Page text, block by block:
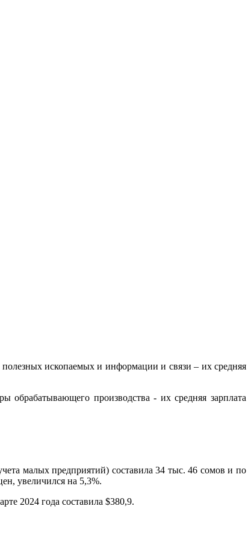
ископаемых и информации и связи – их средняя
обрабатывающего производства - их средняя зарплата
малых предприятий) составила 34 тыс. 46 сомов и по
увеличился на 5,3%.
2024 года составила $380,9.